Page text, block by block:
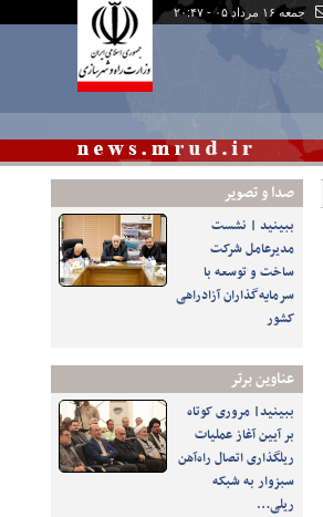
جمعه ۱۶ مرداد ۰۵ - ۲۰:۴۷
صدا و تصوير
ببینید | نشست
مدیرعامل شرکت
ساخت و توسعه با
سرمایه‌گذاران آزادراهی
کشور
عناوین برتر
ببینید| مروری کوتاه
بر آیین آغاز عملیات
ریلگذاری اتصال راه‌آهن
سبزوار به شبکه
ریلی…